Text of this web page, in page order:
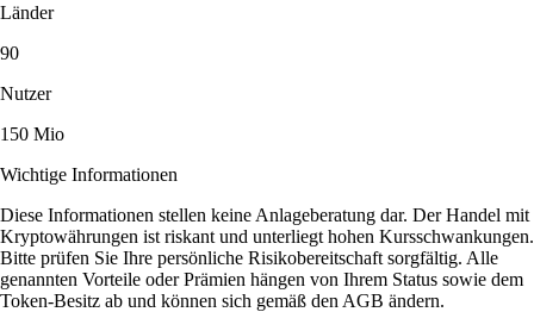
Länder
90
Nutzer
150 Mio
Wichtige Informationen
Diese Informationen stellen keine Anlageberatung dar. Der Handel mit
Kryptowährungen ist riskant und unterliegt hohen Kursschwankungen.
Bitte prüfen Sie Ihre persönliche Risikobereitschaft sorgfältig. Alle
genannten Vorteile oder Prämien hängen von Ihrem Status sowie dem
Token-Besitz ab und können sich gemäß den AGB ändern.